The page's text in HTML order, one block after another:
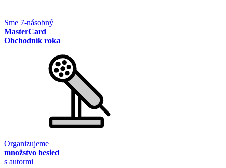
Sme 7-násobný
MasterCard
Obchodník roka
Organizujeme
množstvo besied
s autormi